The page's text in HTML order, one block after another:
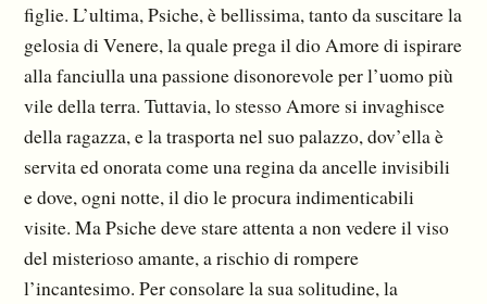
figlie. L’ultima, Psiche, è bellissima, tanto da suscitare la
gelosia di Venere, la quale prega il dio Amore di ispirare
alla fanciulla una passione disonorevole per l’uomo più
vile della terra. Tuttavia, lo stesso Amore si invaghisce
della ragazza, e la trasporta nel suo palazzo, dov’ella è
servita ed onorata come una regina da ancelle invisibili
e dove, ogni notte, il dio le procura indimenticabili
visite. Ma Psiche deve stare attenta a non vedere il viso
del misterioso amante, a rischio di rompere
l’incantesimo. Per consolare la sua solitudine, la